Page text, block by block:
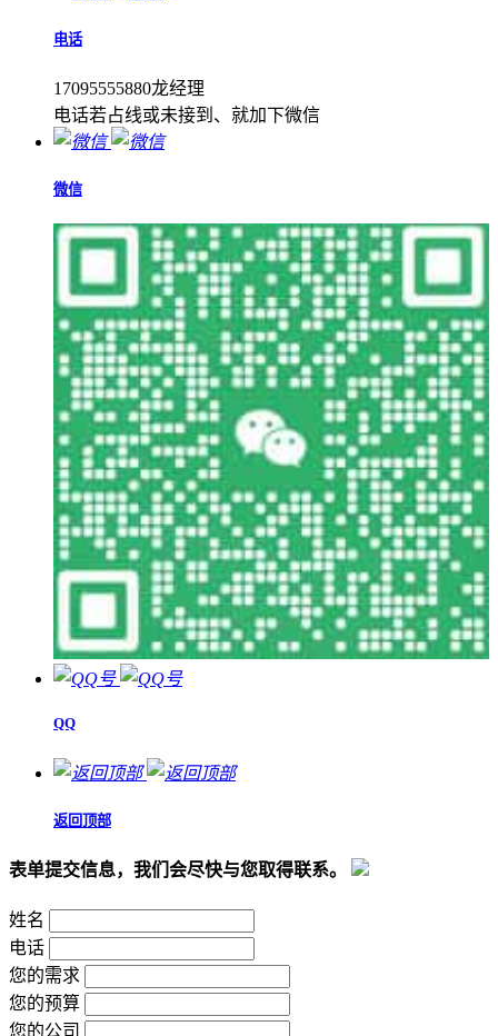
电话
17095555880龙经理
电话若占线或未接到、就加下微信
微信
QQ
返回顶部
表单提交信息，我们会尽快与您取得联系。
姓名
电话
您的需求
您的预算
您的公司